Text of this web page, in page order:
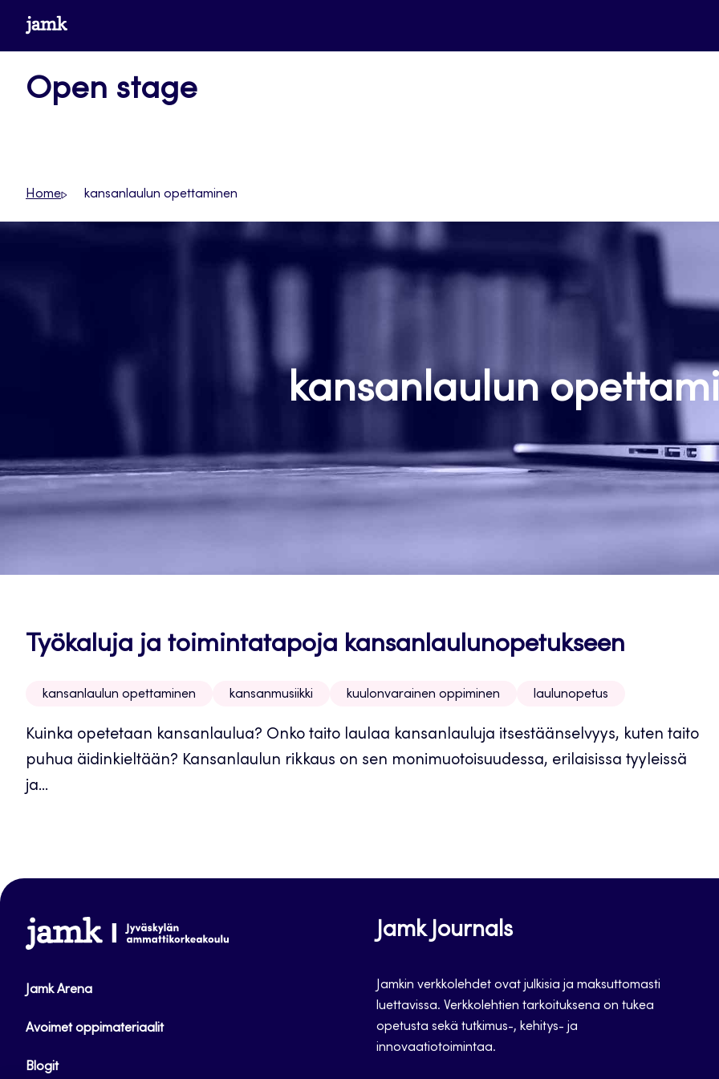
Siirrywww.jamk.fi
Open stage
Home kansanlaulun opettaminen
kansanlaulun
Työkaluja ja toimintatapoja kansanlaulunopetukseen
kansanlaulun opettaminen kansanmusiikki kuulonvarainen oppiminen laulunopetus
Kuinka opetetaan kansanlaulua? Onko taito laulaa kansanlauluja itsestäänselvyys, kuten taito
puhua äidinkieltään? Kansanlaulun rikkaus on sen monimuotoisuudessa, erilaisissa tyyleissä
ja...
www.jamk.fi
Jamk Arena
Avoimet oppimateriaalit
Blogit
Jamk Journals
Jamkin verkkolehdet ovat julkisia ja maksuttomasti
luettavissa. Verkkolehtien tarkoituksena on tukea
opetusta sekä tutkimus-, kehitys- ja
innovaatiotoimintaa.